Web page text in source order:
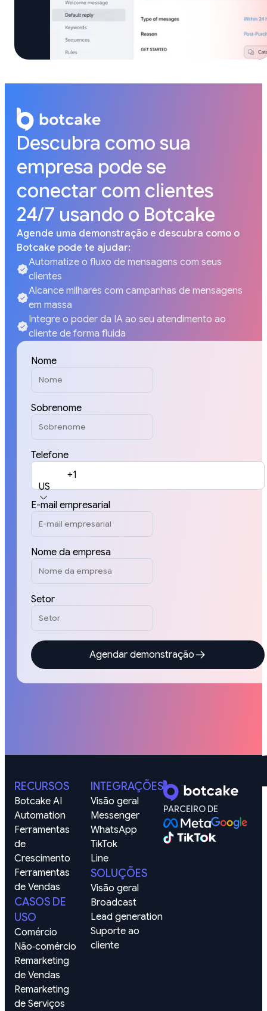
Descubra como sua
empresa pode se
conectar com clientes
24/7 usando o Botcake
Agende uma demonstração e descubra como o
Botcake pode te ajudar:
Automatize o fluxo de mensagens com seus
clientes
Alcance milhares com campanhas de mensagens
em massa
Integre o poder da IA ao seu atendimento ao
cliente de forma fluida
Nome
Sobrenome
Telefone
US
+1
E-mail empresarial
Nome da empresa
Setor
Agendar demonstração
RECURSOS
Botcake AI
Automation
Ferramentas
de
Crescimento
Ferramentas
de Vendas
CASOS DE
USO
Comércio
Não‑comércio
Remarketing
de Vendas
Remarketing
de Serviços
INTEGRAÇÕES
Visão geral
Messenger
WhatsApp
TikTok
Line
SOLUÇÕES
Visão geral
Broadcast
Lead generation
Suporte ao
cliente
PARCEIRO DE